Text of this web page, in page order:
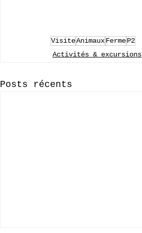
VisiteAnimauxFermeP2
Activités & excursions
Posts récents